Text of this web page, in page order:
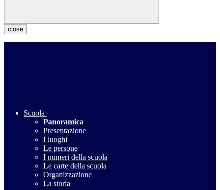
close
Scuola
Panoramica
Presentazione
I luoghi
Le persone
I numeri della scuola
Le carte della scuola
Organizzazione
La storia